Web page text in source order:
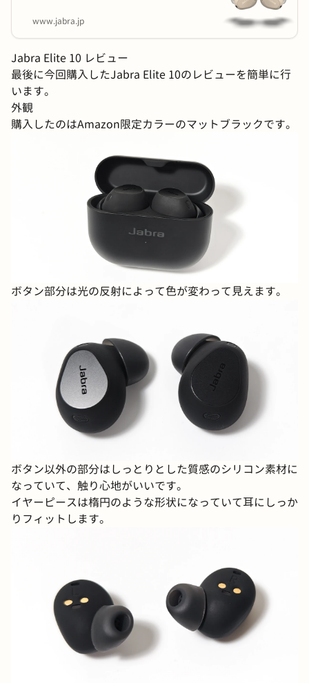
www.jabra.jp
Jabra Elite 10 レビュー
最後に今回購入したJabra Elite 10のレビューを簡単に行
います。
外観
購入したのはAmazon限定カラーのマットブラックです。
ボタン部分は光の反射によって色が変わって見えます。
ボタン以外の部分はしっとりとした質感のシリコン素材に
なっていて、触り心地がいいです。
イヤーピースは楕円のような形状になっていて耳にしっか
りフィットします。